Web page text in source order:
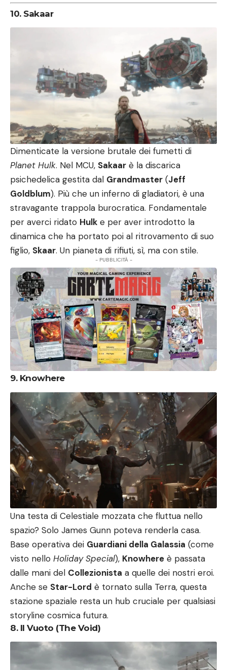
10. Sakaar
Dimenticate la versione brutale dei fumetti di
Planet Hulk. Nel MCU, Sakaar è la discarica
psichedelica gestita dal Grandmaster (Jeff
Goldblum). Più che un inferno di gladiatori, è una
stravagante trappola burocratica. Fondamentale
per averci ridato Hulk e per aver introdotto la
dinamica che ha portato poi al ritrovamento di suo
figlio, Skaar. Un pianeta di rifiuti, sì, ma con stile.
- PUBBLICITÀ -
9. Knowhere
Una testa di Celestiale mozzata che fluttua nello
spazio? Solo James Gunn poteva renderla casa.
Base operativa dei Guardiani della Galassia (come
visto nello Holiday Special), Knowhere è passata
dalle mani del Collezionista a quelle dei nostri eroi.
Anche se Star-Lord è tornato sulla Terra, questa
stazione spaziale resta un hub cruciale per qualsiasi
storyline cosmica futura.
8. Il Vuoto (The Void)